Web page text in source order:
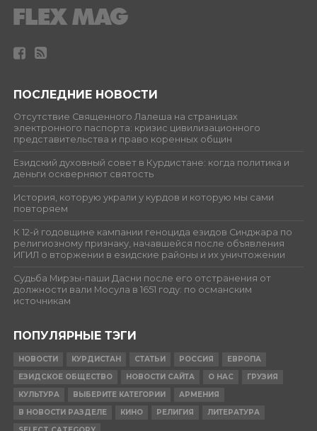
ПОСЛЕДНИЕ НОВОСТИ
Отсутствие Священного Лалеша на страницах
электронного паспорта: кризис цивилизационного
представительства и право коренных общин
Езидский духовный совет в Курдистане: когда политика и
деньги оскверняют святость
История, которую украли у курдов и которую мы сами
повторяем
К 12-й годовщине кампании геноцида езидов Синджара по
религиозному признаку, начавшейся после объявления
ИГИЛ о вторжении в езидские районы и их уничтожении
Судьба Мирзы-паши Дасни после его отстранения от
должности вали Мосула в 1651 году: по османским
источникам
ПОПУЛЯРНЫЕ ТЭГИ
НОВОСТИ КУРДИСТАН СТАТЬИ РОССИЯ
ЕВРОПА
ЕЗИДСКОЕ ОБЩЕСТВО
НОВОСТИ САЙТА О НАС
ГРУЗИЯ
КУЛЬТУРА
ВЫБЕРИТЕ КАТЕГОРИИ
АРМЕНИЯ
В НОВОСТИ РАЗДЕЛЕ
КИНО РЕЛИГИЯ
ЛИТЕРАТУРА